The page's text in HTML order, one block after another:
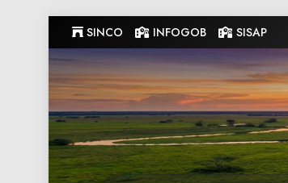
to
content
SINCO INFOGOB SISAP
Gobernacion de
Gobernacion de Guarico